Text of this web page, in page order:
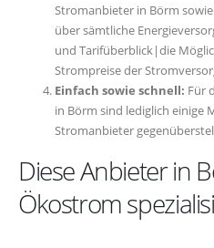
Stromanbieter in Börm
über sämtliche
und Tarifüberblick|die
Strompreise der
Einfach sowie schnell: Für
in Börm sind lediglich einige
Stromanbieter
Diese Anbieter in
Ökostrom